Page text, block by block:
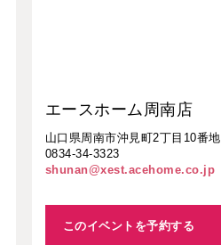
エースホーム周南店
山口県周南市沖見町2丁目10番地
0834-34-3323
shunan@xest.acehome.co.jp
このイベントを予約する